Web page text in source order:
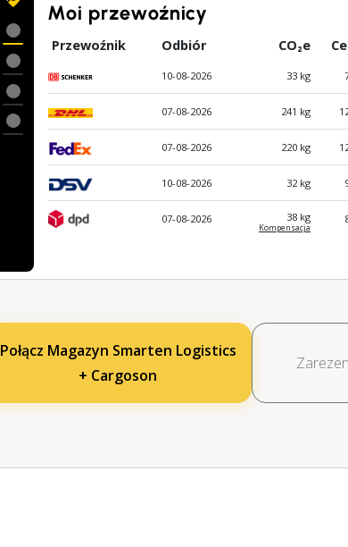
Moi przewoźnicy
Przewoźnik Odbiór CO₂e
10-08-2026 33 kg
07-08-2026 241 kg
07-08-2026 220 kg
10-08-2026 32 kg
07-08-2026 38 kg
Kompen­sacja
Połącz Magazyn Smarten Logistics
+ Cargoson